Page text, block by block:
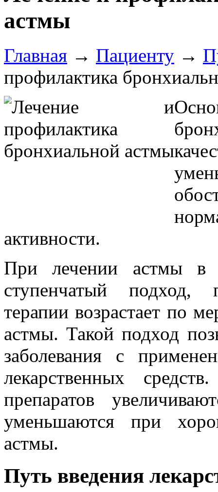
астмы
Главная → Пациенту →
профилактика
активности.
При лечении астмы в
ступенчатый подход,
терапии возрастает по
астмы. Такой подход
заболевания с
лекарственных
препаратов
уменьшаются при
астмы.
Путь введения